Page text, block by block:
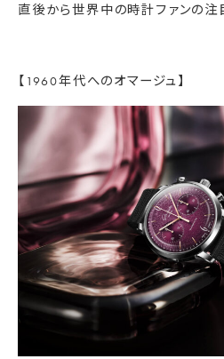
直後から世界中の時計ファンの注
【1960年代へのオマージュ】